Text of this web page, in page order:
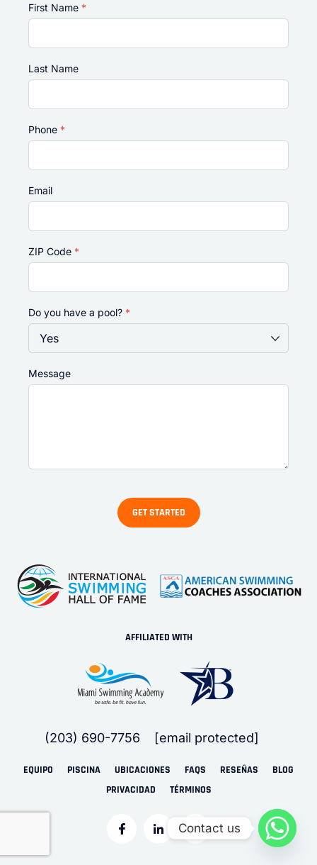
First Name *
Last Name
Phone *
Email
ZIP Code *
Do you have a pool? *
Message
AFFILIATED WITH
(203) 690-7756 [email protected]
EQUIPO PISCINA UBICACIONES FAQS RESEÑAS
BLOG
PRIVACIDAD
TÉRMINOS
Contact us